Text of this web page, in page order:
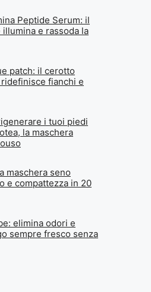
Peptide Serum: il
e rassoda la
patch: il cerotto
fianchi e
i tuoi piedi
la maschera
maschera seno
e compattezza in 20
elimina odori e
sempre fresco senza